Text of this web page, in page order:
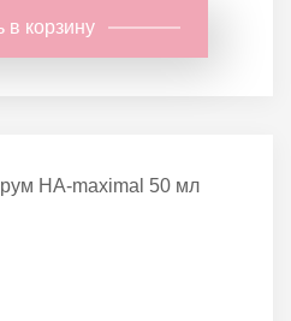
в корзину
HA-maximal 50 мл